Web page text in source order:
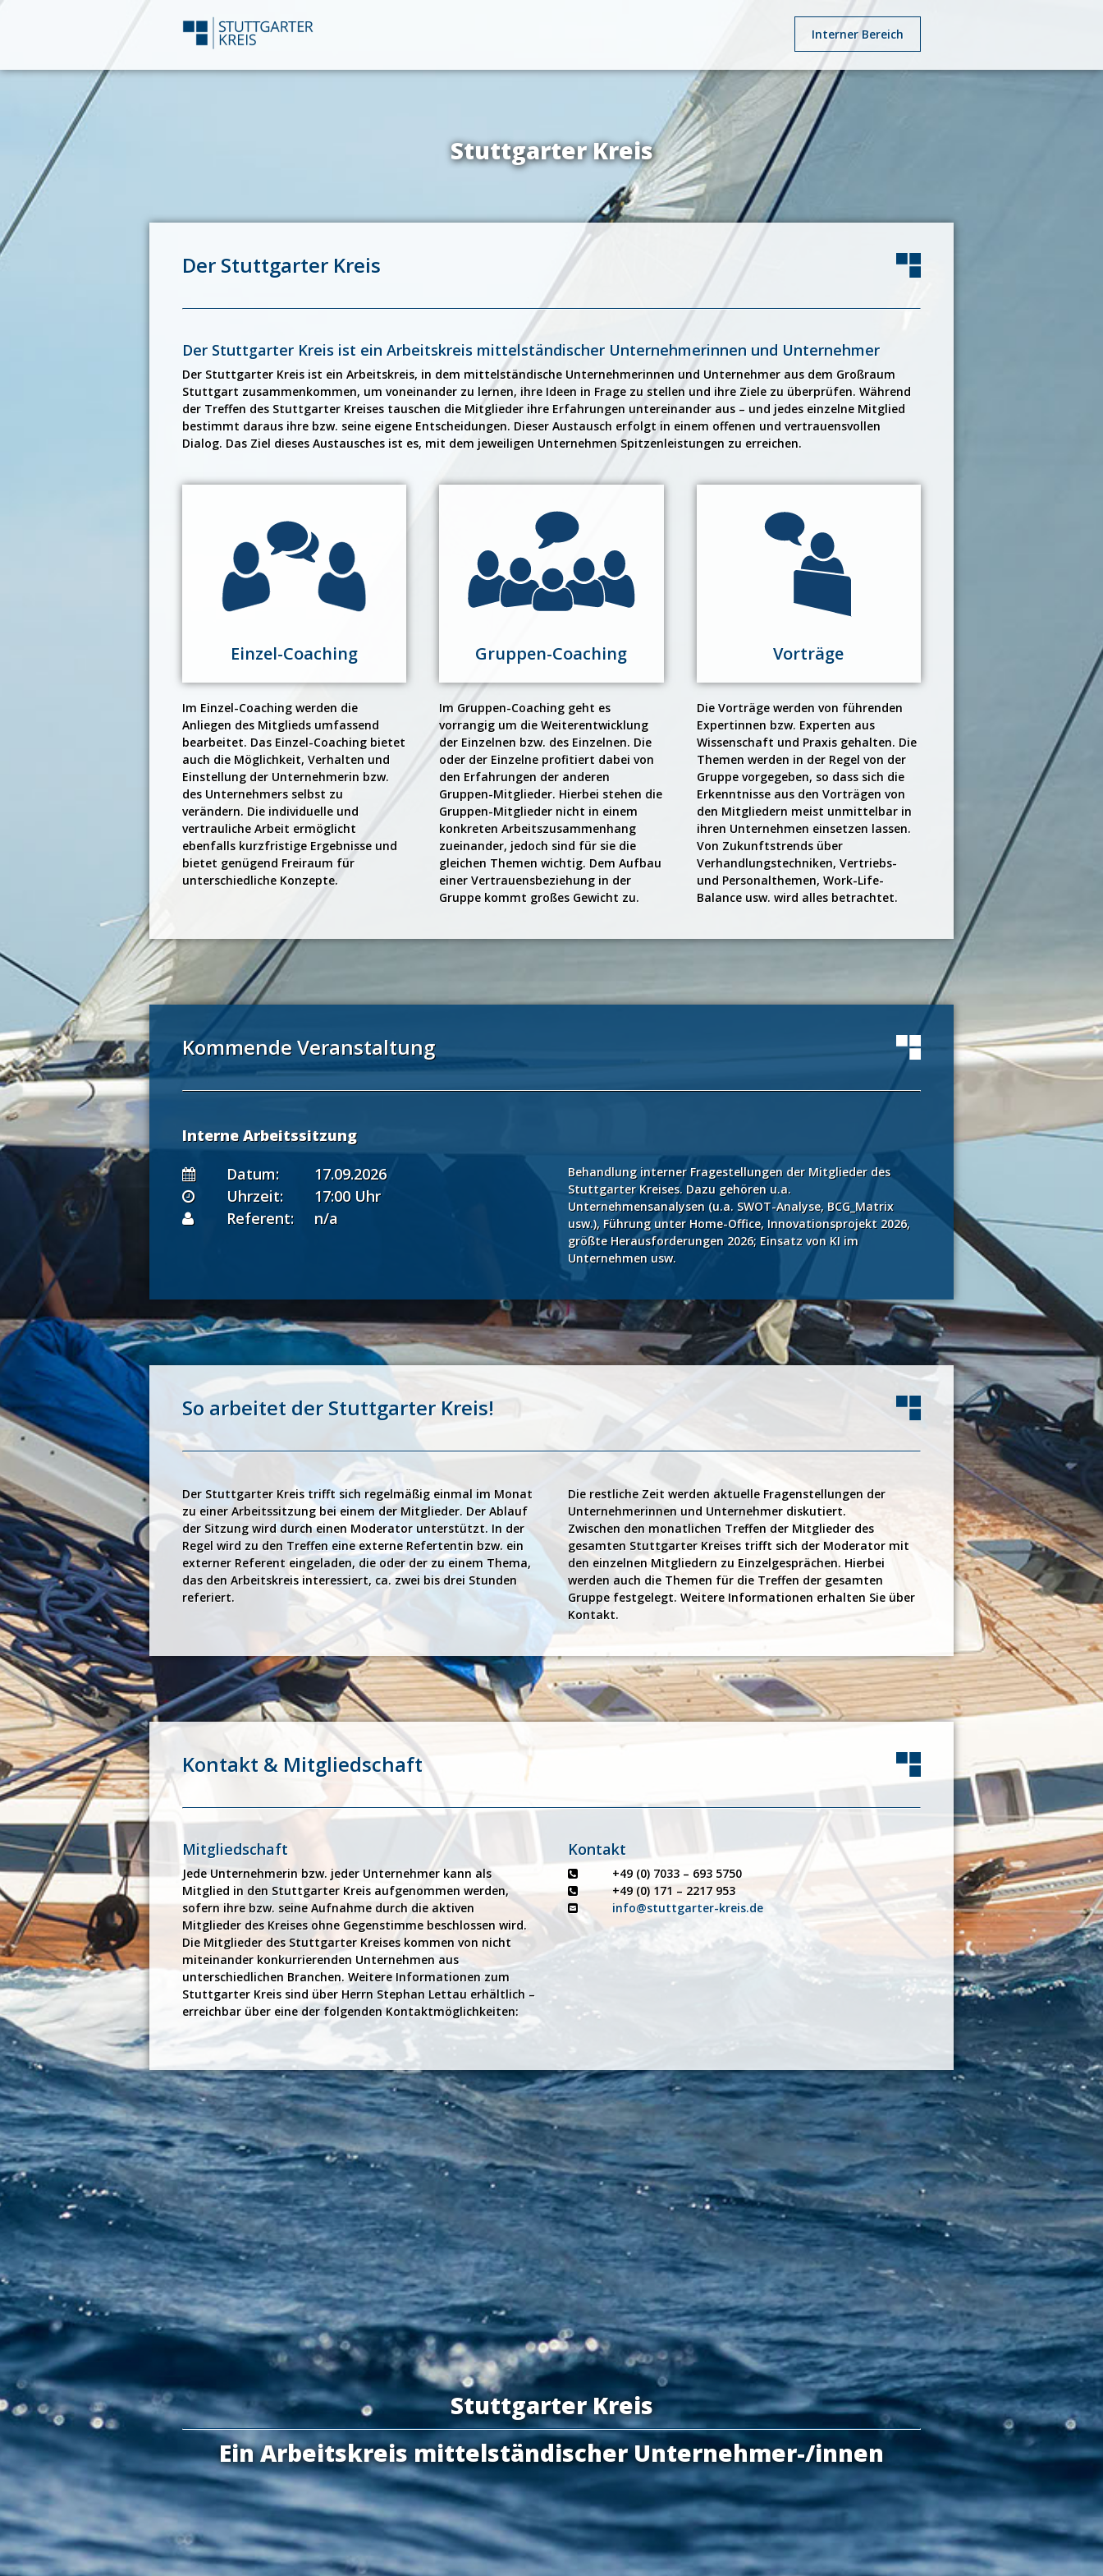
Interner Bereich
Stuttgarter Kreis
Der Stuttgarter Kreis
Der Stuttgarter Kreis ist ein Arbeitskreis mittelständischer Unternehmerinnen und Unternehmer
Der Stuttgarter Kreis ist ein Arbeitskreis, in dem mittelständische Unternehmerinnen und Unternehmer aus dem Großraum
Stuttgart zusammenkommen, um voneinander zu lernen, ihre Ideen in Frage zu stellen und ihre Ziele zu überprüfen. Während
der Treffen des Stuttgarter Kreises tauschen die Mitglieder ihre Erfahrungen untereinander aus – und jedes einzelne Mitglied
bestimmt daraus ihre bzw. seine eigene Entscheidungen. Dieser Austausch erfolgt in einem offenen und vertrauensvollen
Dialog. Das Ziel dieses Austausches ist es, mit dem jeweiligen Unternehmen Spitzenleistungen zu erreichen.
Einzel-Coaching
Im Einzel-Coaching werden die
Anliegen des Mitglieds umfassend
bearbeitet. Das Einzel-Coaching bietet
auch die Möglichkeit, Verhalten und
Einstellung der Unternehmerin bzw.
des Unternehmers selbst zu
verändern. Die individuelle und
vertrauliche Arbeit ermöglicht
ebenfalls kurzfristige Ergebnisse und
bietet genügend Freiraum für
unterschiedliche Konzepte.
Gruppen-Coaching
Im Gruppen-Coaching geht es
vorrangig um die Weiterentwicklung
der Einzelnen bzw. des Einzelnen. Die
oder der Einzelne profitiert dabei von
den Erfahrungen der anderen
Gruppen-Mitglieder. Hierbei stehen die
Gruppen-Mitglieder nicht in einem
konkreten Arbeitszusammenhang
zueinander, jedoch sind für sie die
gleichen Themen wichtig. Dem Aufbau
einer Vertrauensbeziehung in der
Gruppe kommt großes Gewicht zu.
Vorträge
Die Vorträge werden von führenden
Expertinnen bzw. Experten aus
Wissenschaft und Praxis gehalten. Die
Themen werden in der Regel von der
Gruppe vorgegeben, so dass sich die
Erkenntnisse aus den Vorträgen von
den Mitgliedern meist unmittelbar in
ihren Unternehmen einsetzen lassen.
Von Zukunftstrends über
Verhandlungstechniken, Vertriebs-
und Personalthemen, Work-Life-
Balance usw. wird alles betrachtet.
Kommende Veranstaltung
Interne Arbeitssitzung
Datum:
17.09.2026
Uhrzeit:
17:00 Uhr
Referent:
n/a
Behandlung interner Fragestellungen der Mitglieder des
Stuttgarter Kreises. Dazu gehören u.a.
Unternehmensanalysen (u.a. SWOT-Analyse, BCG_Matrix
usw.), Führung unter Home-Office, Innovationsprojekt 2026,
größte Herausforderungen 2026; Einsatz von KI im
Unternehmen usw.
So arbeitet der Stuttgarter Kreis!
Der Stuttgarter Kreis trifft sich regelmäßig einmal im Monat
zu einer Arbeitssitzung bei einem der Mitglieder. Der Ablauf
der Sitzung wird durch einen Moderator unterstützt. In der
Regel wird zu den Treffen eine externe Refertentin bzw. ein
externer Referent eingeladen, die oder der zu einem Thema,
das den Arbeitskreis interessiert, ca. zwei bis drei Stunden
referiert.
Die restliche Zeit werden aktuelle Fragenstellungen der
Unternehmerinnen und Unternehmer diskutiert.
Zwischen den monatlichen Treffen der Mitglieder des
gesamten Stuttgarter Kreises trifft sich der Moderator mit
den einzelnen Mitgliedern zu Einzelgesprächen. Hierbei
werden auch die Themen für die Treffen der gesamten
Gruppe festgelegt. Weitere Informationen erhalten Sie über
Kontakt.
Kontakt & Mitgliedschaft
Mitgliedschaft
Jede Unternehmerin bzw. jeder Unternehmer kann als
Mitglied in den Stuttgarter Kreis aufgenommen werden,
sofern ihre bzw. seine Aufnahme durch die aktiven
Mitglieder des Kreises ohne Gegenstimme beschlossen wird.
Die Mitglieder des Stuttgarter Kreises kommen von nicht
miteinander konkurrierenden Unternehmen aus
unterschiedlichen Branchen. Weitere Informationen zum
Stuttgarter Kreis sind über Herrn Stephan Lettau erhältlich –
erreichbar über eine der folgenden Kontaktmöglichkeiten:
Kontakt
+49 (0) 7033 – 693 5750
+49 (0) 171 – 2217 953
info@stuttgarter-kreis.de
Stuttgarter Kreis
Ein Arbeitskreis mittelständischer Unternehmer-/innen